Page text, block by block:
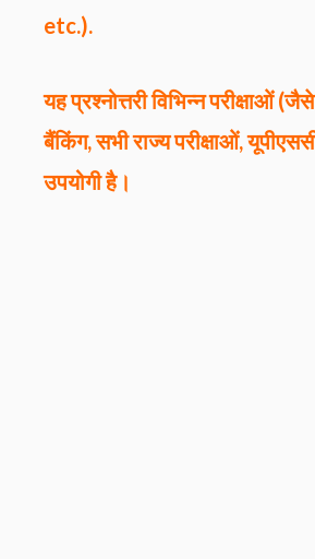
etc.).
यह प्रश्नोत्तरी विभिन्न परीक्षाओं
बैंकिंग, सभी राज्य परीक्षाओं,
उपयोगी है।